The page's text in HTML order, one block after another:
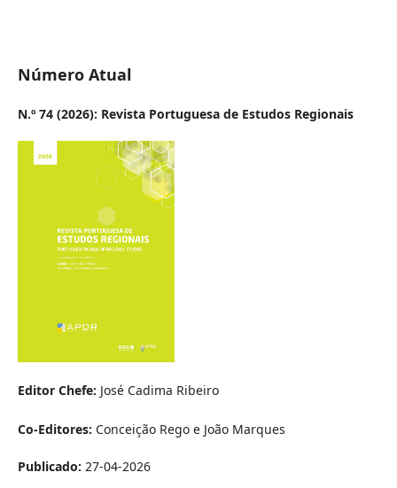
Número Atual
N.º 74 (2026): Revista Portuguesa de Estudos Regionais
Editor Chefe: José Cadima Ribeiro
Co-Editores: Conceição Rego e João Marques
Publicado: 27-04-2026